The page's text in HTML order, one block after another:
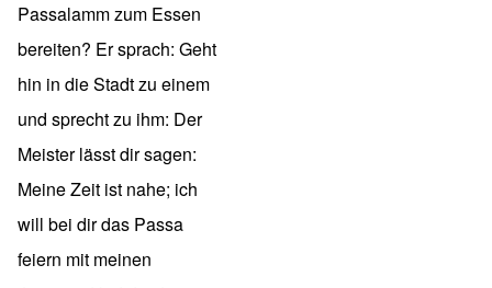
Passalamm zum Essen
bereiten? Er sprach: Geht
hin in die Stadt zu einem
und sprecht zu ihm: Der
Meister lässt dir sagen:
Meine Zeit ist nahe; ich
will bei dir das Passa
feiern mit meinen